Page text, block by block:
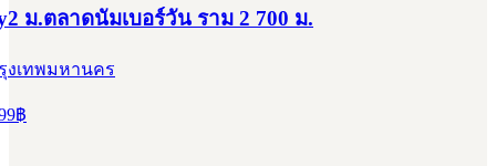
ม.ตลาดนัมเบอร์วัน ราม 2 700 ม.
งเทพมหานคร
฿